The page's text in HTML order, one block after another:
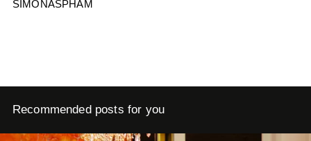
SIMONASPHAM
Recommended posts for you